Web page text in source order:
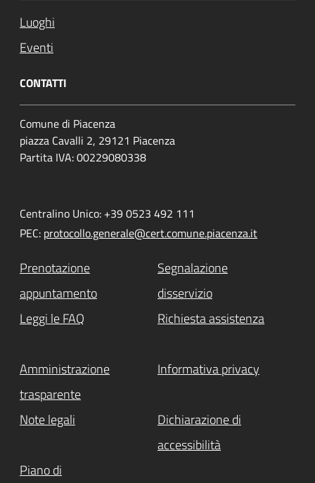
Luoghi
Eventi
CONTATTI
Comune di Piacenza
piazza Cavalli 2, 29121 Piacenza
Partita IVA: 00229080338
Centralino Unico: +39 0523 492 111
PEC: protocollo.generale@cert.comune.piacenza.it
Prenotazione
appuntamento
Segnalazione
disservizio
Leggi le FAQ
Richiesta assistenza
Amministrazione
trasparente
Informativa privacy
Note legali
Dichiarazione di
accessibilità
Piano di